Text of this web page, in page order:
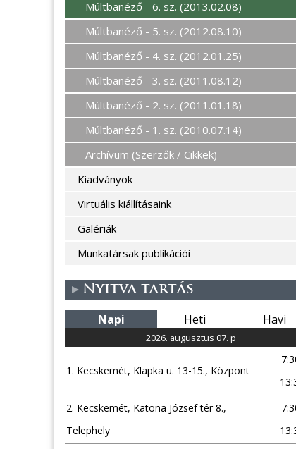
Múltbanéző - 6. sz. (2013.02.08)
Múltbanéző - 5. sz. (2012.08.10)
Múltbanéző - 4. sz. (2012.01.25)
Múltbanéző - 3. sz. (2011.08.12)
Múltbanéző - 2. sz. (2011.01.18)
Múltbanéző - 1. sz. (2010.07.14)
Archívum (Szerzők / Cikkek)
Kiadványok
Virtuális kiállításaink
Galériák
Munkatársak publikációi
Nyitva tartás
Napi Heti Havi
2026. augusztus 07. p
1. Kecskemét, Klapka u. 13-15., Központ
2. Kecskemét, Katona József tér 8.,
Telephely